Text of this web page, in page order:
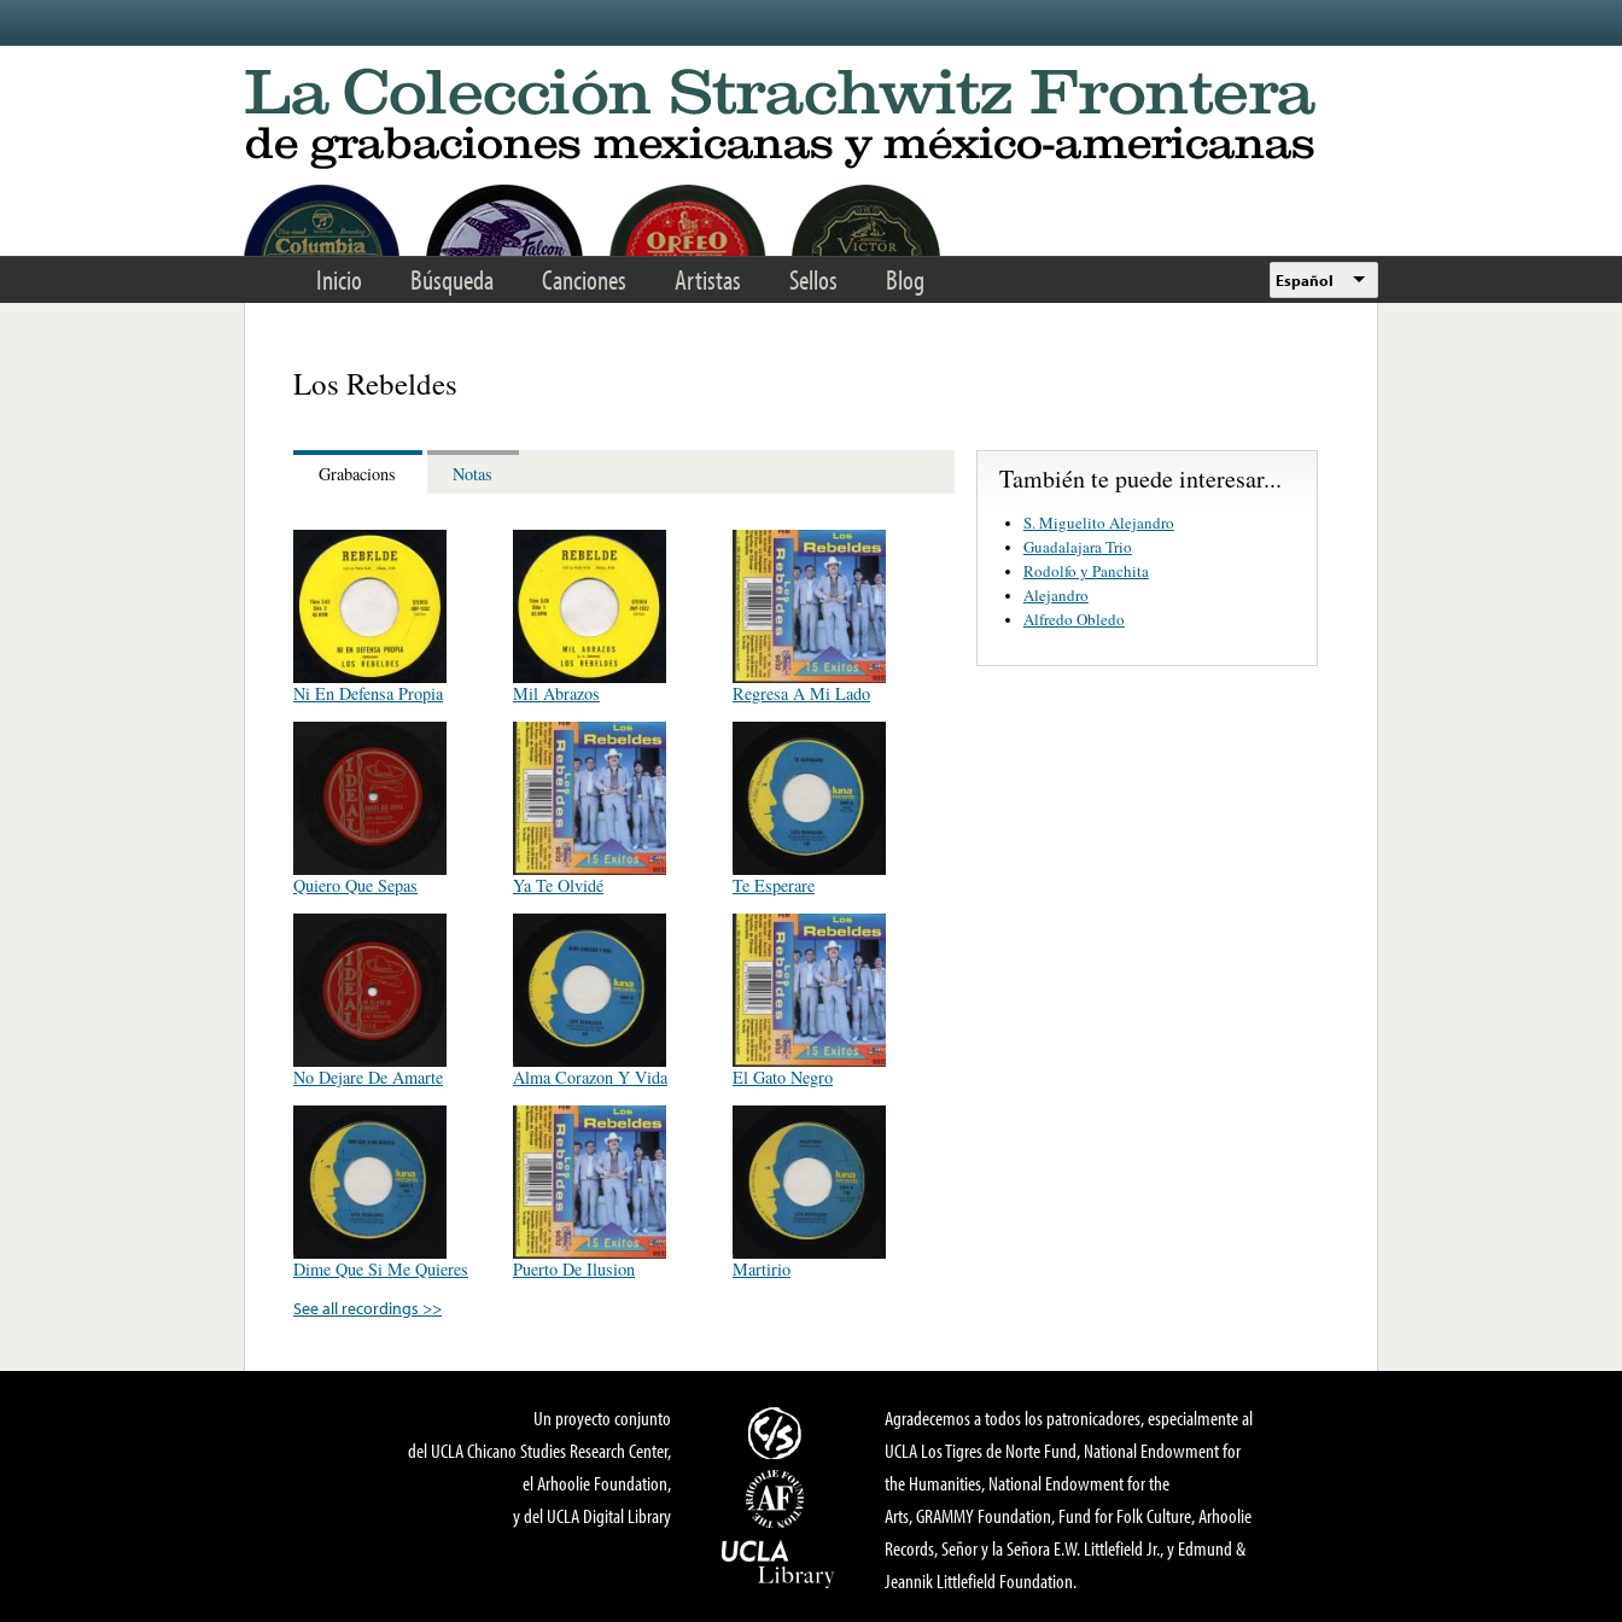
Inicio Búsqueda Canciones Artistas Sellos Blog Español
Los Rebeldes
Grabacions Notas
Ni En Defensa Propia Mil Abrazos Regresa A Mi Lado
Quiero Que Sepas Ya Te Olvidé Te Esperare
No Dejare De Amarte Alma Corazon Y Vida El Gato Negro
Dime Que Si Me Quieres Puerto De Ilusion
Martirio
See all recordings >>
También te puede interesar...
S. Miguelito Alejandro
Guadalajara Trio
Rodolfo y Panchita
Alejandro
Alfredo Obledo
Un proyecto conjunto
del UCLA Chicano Studies Research Center,
el Arhoolie Foundation,
y del UCLA Digital Library
Agradecemos a todos los patronicadores, especialmente al
UCLA Los Tigres de Norte Fund, National Endowment for
the Humanities, National Endowment for the
Arts, GRAMMY Foundation, Fund for Folk Culture, Arhoolie
Records, Señor y la Señora E.W. Littlefield Jr., y Edmund &
Jeannik Littlefield Foundation.